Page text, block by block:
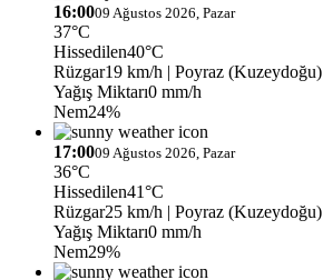
16:0009 Ağustos 2026, Pazar
37°C
Hissedilen40°C
Rüzgar19 km/h | Poyraz (Kuzeydoğu)
Yağış Miktarı0 mm/h
Nem24%
17:0009 Ağustos 2026, Pazar
36°C
Hissedilen41°C
Rüzgar25 km/h | Poyraz (Kuzeydoğu)
Yağış Miktarı0 mm/h
Nem29%